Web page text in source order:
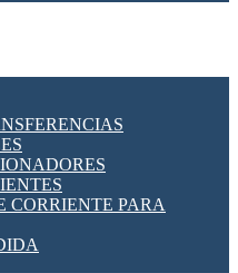
CORRIENTE PARA